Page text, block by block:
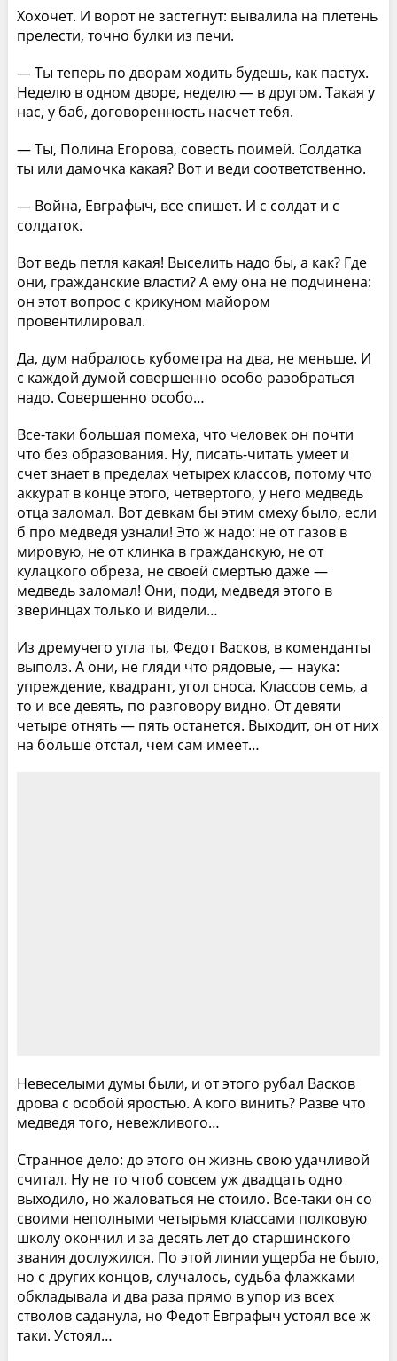
Хохочет. И ворот не застегнут: вывалила на плетень
прелести, точно булки из печи.
— Ты теперь по дворам ходить будешь, как пастух.
Неделю в одном дворе, неделю — в другом. Такая у
нас, у баб, договоренность насчет тебя.
— Ты, Полина Егорова, совесть поимей. Солдатка
ты или дамочка какая? Вот и веди соответственно.
— Война, Евграфыч, все спишет. И с солдат и с
солдаток.
Вот ведь петля какая! Выселить надо бы, а как? Где
они, гражданские власти? А ему она не подчинена:
он этот вопрос с крикуном майором
провентилировал.
Да, дум набралось кубометра на два, не меньше. И
с каждой думой совершенно особо разобраться
надо. Совершенно особо…
Все-таки большая помеха, что человек он почти
что без образования. Ну, писать-читать умеет и
счет знает в пределах четырех классов, потому что
аккурат в конце этого, четвертого, у него медведь
отца заломал. Вот девкам бы этим смеху было, если
б про медведя узнали! Это ж надо: не от газов в
мировую, не от клинка в гражданскую, не от
кулацкого обреза, не своей смертью даже —
медведь заломал! Они, поди, медведя этого в
зверинцах только и видели…
Из дремучего угла ты, Федот Васков, в коменданты
выполз. А они, не гляди что рядовые, — наука:
упреждение, квадрант, угол сноса. Классов семь, а
то и все девять, по разговору видно. От девяти
четыре отнять — пять останется. Выходит, он от них
на больше отстал, чем сам имеет…
Невеселыми думы были, и от этого рубал Васков
дрова с особой яростью. А кого винить? Разве что
медведя того, невежливого…
Странное дело: до этого он жизнь свою удачливой
считал. Ну не то чтоб совсем уж двадцать одно
выходило, но жаловаться не стоило. Все-таки он со
своими неполными четырьмя классами полковую
школу окончил и за десять лет до старшинского
звания дослужился. По этой линии ущерба не было,
но с других концов, случалось, судьба флажками
обкладывала и два раза прямо в упор из всех
стволов саданула, но Федот Евграфыч устоял все ж
таки. Устоял…